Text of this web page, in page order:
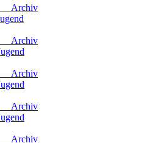
Archiv
Archiv
Archiv
Archiv
Archiv